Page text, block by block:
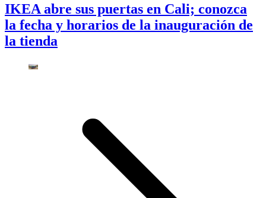
IKEA abre sus puertas en Cali; conozca
la fecha y horarios de la inauguración de
la tienda